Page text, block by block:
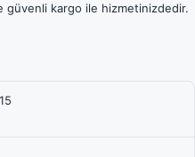
güvenli kargo ile hizmetinizdedir.